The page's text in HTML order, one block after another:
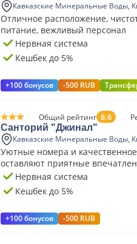
Кавказские Минеральные Воды,
Отличное расположение,
питание, вежливый персонал
Нервная система
Кешбек до 5%
+100 бонусов -500 RUB
Общий рейтинг 8.6
Санторий "Джинал"
Кавказские Минеральные Воды,
Уютные номера и
оставляют приятные
Нервная система
Кешбек до 5%
+100 бонусов -500 RUB